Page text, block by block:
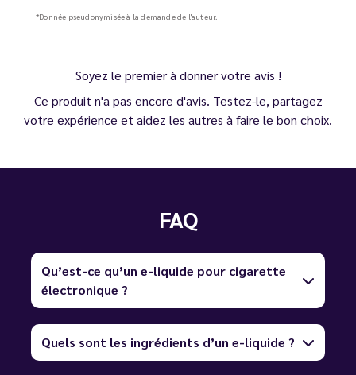
*Donnée pseudonymisée à la demande de l'auteur.
Soyez le premier à donner votre avis !
Ce produit n'a pas encore d'avis. Testez-le, partagez
votre expérience et aidez les autres à faire le bon choix.
FAQ
Qu’est-ce qu’un e-liquide pour cigarette
électronique ?
Quels sont les ingrédients d’un e-liquide ?